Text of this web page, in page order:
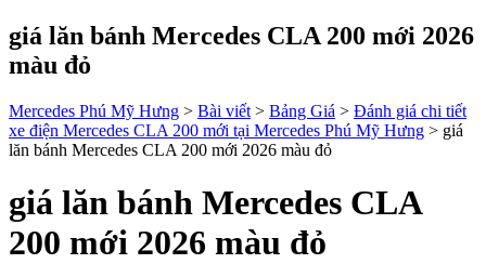
giá lăn bánh Mercedes CLA 200 mới 2026
màu đỏ
Mercedes Phú Mỹ Hưng > Bài viết > Bảng Giá > Đánh giá chi tiết
xe điện Mercedes CLA 200 mới tại Mercedes Phú Mỹ Hưng > giá
lăn bánh Mercedes CLA 200 mới 2026 màu đỏ
giá lăn bánh Mercedes CLA
200 mới 2026 màu đỏ